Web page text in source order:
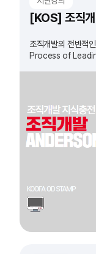
[KOS] 조직
조직개발의 전반적인 내용을 'Organization
Process of